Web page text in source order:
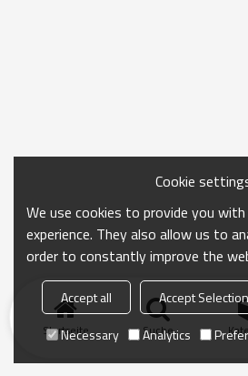
Startseite Suche
Cookie
We use cookies to provide you
experience. They also allow us to
order to constantly improve the
Accept all Accept Selection
Necessary
Analytics